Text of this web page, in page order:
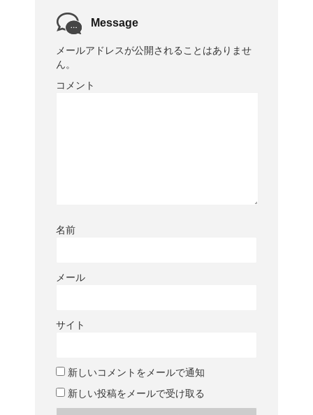
Message
メールアドレスが公開されることはありませ
ん。
コメント
名前
メール
サイト
新しいコメントをメールで通知
新しい投稿をメールで受け取る